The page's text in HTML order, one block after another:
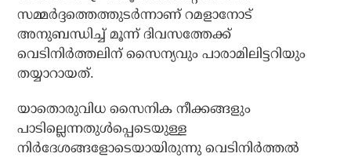
സമ്മര്‍ദ്ദത്തെത്തുടര്‍ന്നാണ് റമളാനോട്
അനുബന്ധിച്ച് മൂന്ന് ദിവസത്തേക്ക്
വെടിനിര്‍ത്തലിന് സൈന്യവും പാരാമിലിട്ടറിയും
തയ്യാറായത്.
യാതൊരുവിധ സൈനിക നീക്കങ്ങളും
പാടില്ലെന്നതുള്‍പ്പെടെയുള്ള
നിര്‍ദേശങ്ങളോടെയായിരുന്നു വെടിനിര്‍ത്തല്‍